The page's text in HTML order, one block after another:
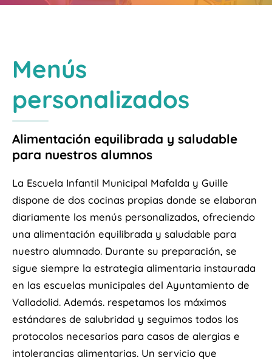
Menús
personalizados
Alimentación equilibrada y saludable
para nuestros alumnos
La Escuela Infantil Municipal Mafalda y Guille
dispone de dos cocinas propias donde se elaboran
diariamente los menús personalizados, ofreciendo
una alimentación equilibrada y saludable para
nuestro alumnado. Durante su preparación, se
sigue siempre la estrategia alimentaria instaurada
en las escuelas municipales del Ayuntamiento de
Valladolid. Además. respetamos los máximos
estándares de salubridad y seguimos todos los
protocolos necesarios para casos de alergias e
intolerancias alimentarias. Un servicio que